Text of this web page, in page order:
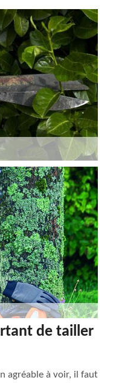
de tailler
agréable à voir, il faut